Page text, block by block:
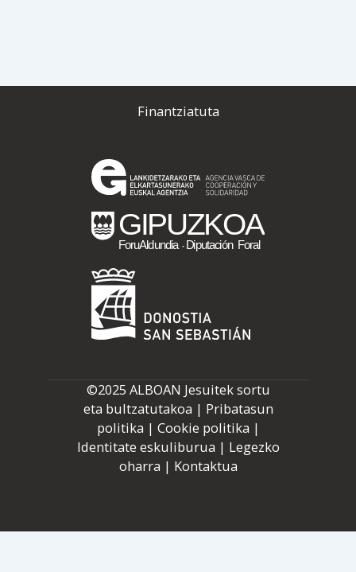
Finantziatuta
©2025 ALBOAN Jesuitek sortu
eta bultzatutakoa | Pribatasun
politika | Cookie politika |
Identitate eskuliburua | Legezko
oharra | Kontaktua